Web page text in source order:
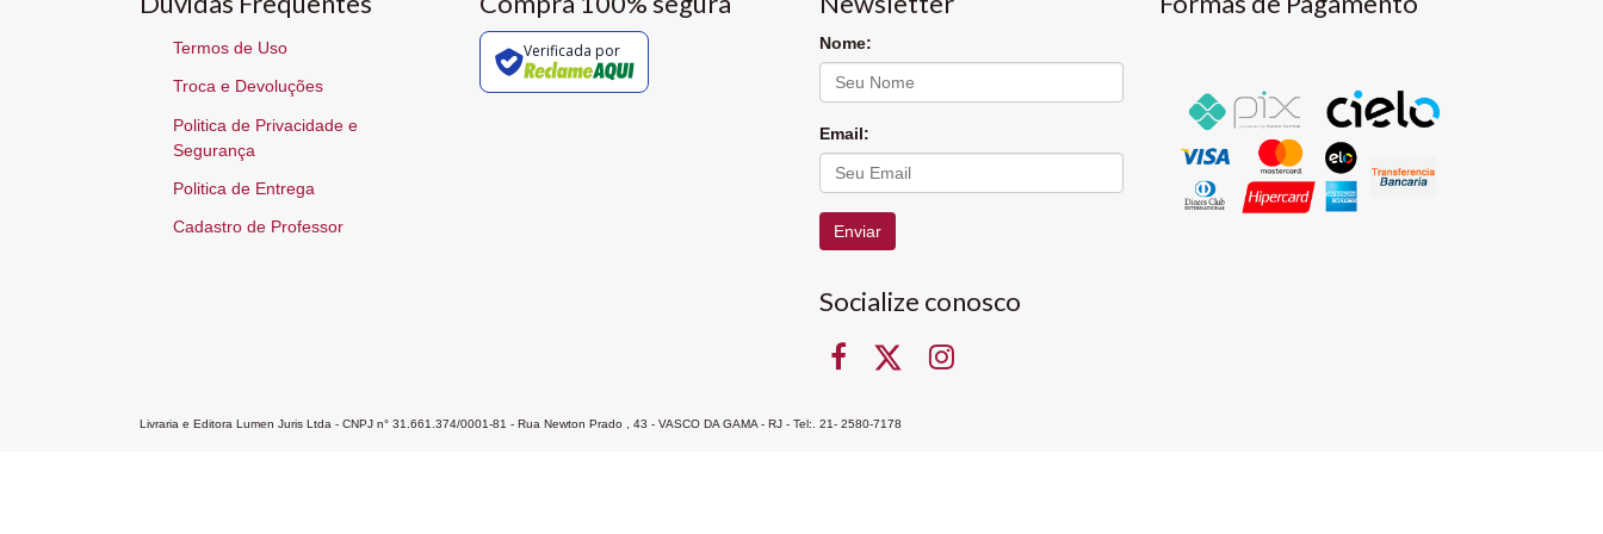
Termos de Uso
Troca e Devoluções
Politica de Privacidade e
Segurança
Politica de Entrega
Cadastro de Professor
Verificada por Nome:
Email:
Enviar
Socialize conosco
Livraria e Editora Lumen Juris Ltda - CNPJ n° 31.661.374/0001-81 - Rua Newton Prado , 43 - VASCO DA GAMA - RJ - Tel:. 21- 2580-7178